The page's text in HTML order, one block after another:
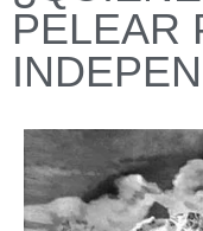
PELEAR